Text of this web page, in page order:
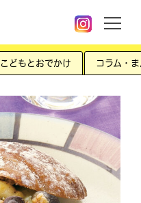
こどもとおでかけ コラム・